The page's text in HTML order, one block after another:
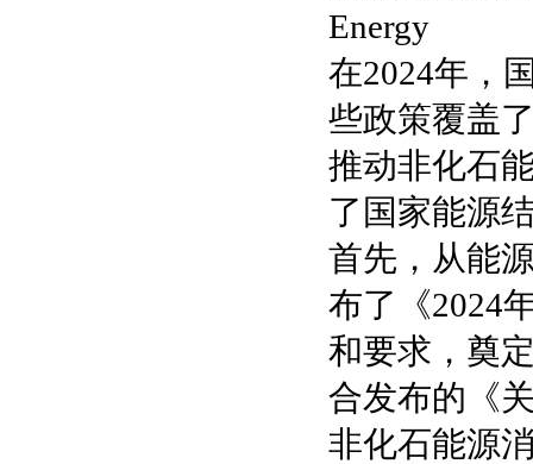
Energy
在2024年，
些政策覆盖
推动非化石
了国家能源
首先，从能
布了《2024
和要求，奠
合发布的《
非化石能源